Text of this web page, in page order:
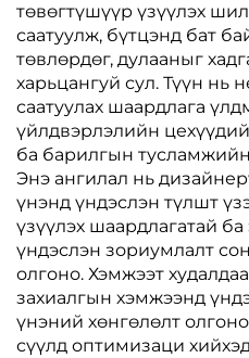
төвөгтүшүүр үзүүлэх
саатуулж, бүтцэнд бат
төвлөрдөг, дулааныг
харьцангуй сул. Түүн нь
саатуулах шаардлага
үйлдвэрлэлийн
ба барилгын
Энэ ангилал нь
үнэнд үндэслэн түлшт
үзүүлэх шаардлагатай
үндэслэн зориумлалт
олгоно. Хэмжээт
захиалгын хэмжээнд
үнэний хөнгөлөлт
сүүлд оптимизаци